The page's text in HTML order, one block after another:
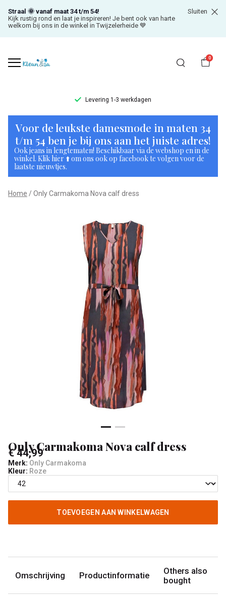
Straal 🌞 vanaf maat 34 t/m 54!
Kijk rustig rond en laat je inspireren! Je bent ook van harte
welkom bij ons in de winkel in Twijzelerheide 💙
Sluiten
0
Levering 1-3 werkdagen
Only
Carmakoma
Nova
calf
dress
Voor de leukste damesmode in maten 34
t/m 54 ben je bij ons aan het juiste adres!
Ook jeans in lengtematen! Beschikbaar via de webshop en in de
winkel. Klik hier ⬆️ om ons ook op facebook te volgen voor de
laatste nieuwtjes.
Home Only Carmakoma Nova calf dress
Only Carmakoma Nova calf dress
€ 44,99
Merk: Only Carmakoma
Kleur: Roze
TOEVOEGEN AAN WINKELWAGEN
Omschrijving Productinformatie
Others also
bought